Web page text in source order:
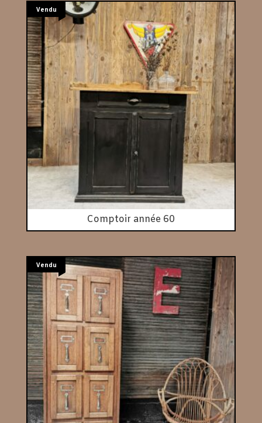
Vendu
Comptoir année 60
Vendu